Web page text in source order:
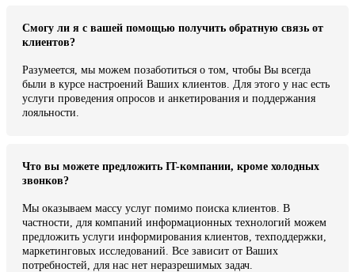
Смогу ли я с вашей помощью получить обратную связь от
клиентов?
Разумеется, мы можем позаботиться о том, чтобы Вы всегда
были в курсе настроений Ваших клиентов. Для этого у нас есть
услуги проведения опросов и анкетирования и поддержания
лояльности.
Что вы можете предложить IT-компании, кроме холодных
звонков?
Мы оказываем массу услуг помимо поиска клиентов. В
частности, для компаний информационных технологий можем
предложить услуги информирования клиентов, техподдержки,
маркетинговых исследований. Все зависит от Ваших
потребностей, для нас нет неразрешимых задач.